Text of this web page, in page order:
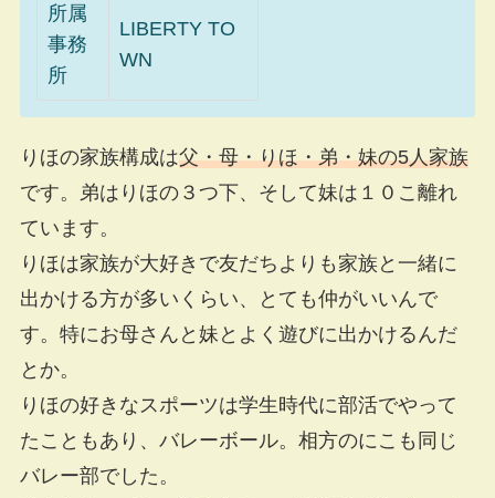
所属
事務
所
LIBERTY TO
WN
りほの家族構成は父・母・りほ・弟・妹の5人家族
です。弟はりほの３つ下、そして妹は１０こ離れ
ています。
りほは家族が大好きで友だちよりも家族と一緒に
出かける方が多いくらい、とても仲がいいんで
す。特にお母さんと妹とよく遊びに出かけるんだ
とか。
りほの好きなスポーツは学生時代に部活でやって
たこともあり、バレーボール。相方のにこも同じ
バレー部でした。